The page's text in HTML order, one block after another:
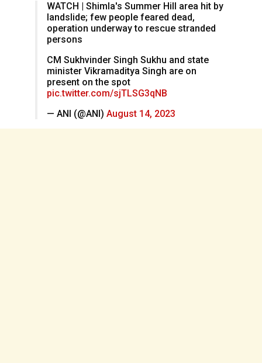
WATCH | Shimla's Summer Hill area hit by
landslide; few people feared dead,
operation underway to rescue stranded
persons
CM Sukhvinder Singh Sukhu and state
minister Vikramaditya Singh are on
present on the spot
pic.twitter.com/sjTLSG3qNB
— ANI (@ANI) August 14, 2023